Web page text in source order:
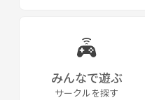
みんなで遊ぶ
サークルを探す